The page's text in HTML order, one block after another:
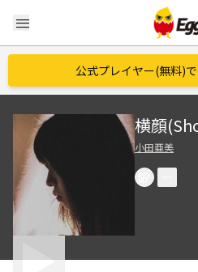
menu
公式プレイヤー(無料)
横顔
小田亜美